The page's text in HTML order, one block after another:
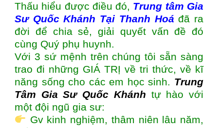
Thấu hiểu được điều đó, Trung tâm Gia
Sư Quốc Khánh Tại Thanh Hoá đã ra
đời để chia sẻ, giải quyết vấn đề đó
cùng Quý phụ huynh.
Với 3 sứ mệnh trên chúng tôi sẵn sàng
trao đi những GIÁ TRỊ về tri thức, về kĩ
năng sống cho các em học sinh. Trung
Tâm Gia Sư Quốc Khánh tự hào với
một đội ngũ gia sư:
Gv kinh nghiệm, thâm niên lâu năm,